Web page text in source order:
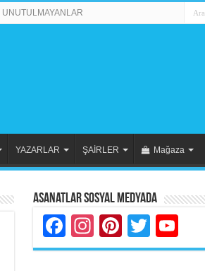
UNUTULMAYANLAR
YAZARLAR ŞAİRLER Mağaza
Asanatlar Sosyal Medyada
Facebook
Instagram
Pinterest
Twitter